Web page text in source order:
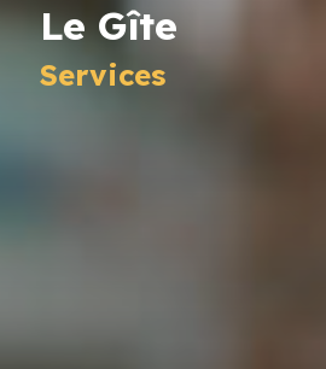
Le Gîte
Services